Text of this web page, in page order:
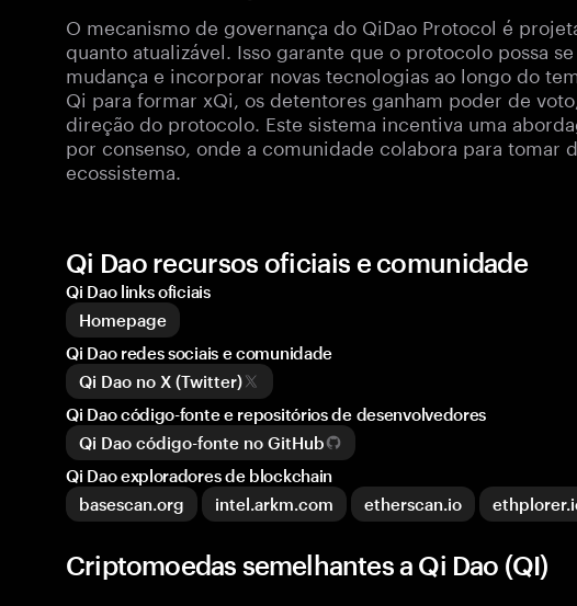
O mecanismo de governança do QiDao Protocol é
quanto atualizável. Isso garante que o protocolo possa
mudança e incorporar novas tecnologias ao longo do
Qi para formar xQi, os detentores ganham poder de
direção do protocolo. Este sistema incentiva uma
por consenso, onde a comunidade colabora para tomar
ecossistema.
Qi Dao recursos oficiais e comunidade
Qi Dao links oficiais
Homepage
Qi Dao redes sociais e comunidade
Qi Dao no X (Twitter)
Qi Dao código-fonte e repositórios de desenvolvedores
Qi Dao código-fonte no GitHub
Qi Dao exploradores de blockchain
basescan.org
intel.arkm.com etherscan.io
Criptomoedas semelhantes a Qi Dao (QI)